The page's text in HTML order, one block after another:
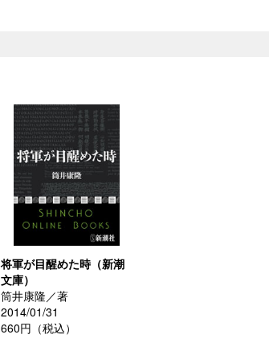
将軍が目醒めた時（新潮
文庫）
筒井康隆／著
2014/01/31
660円（税込）